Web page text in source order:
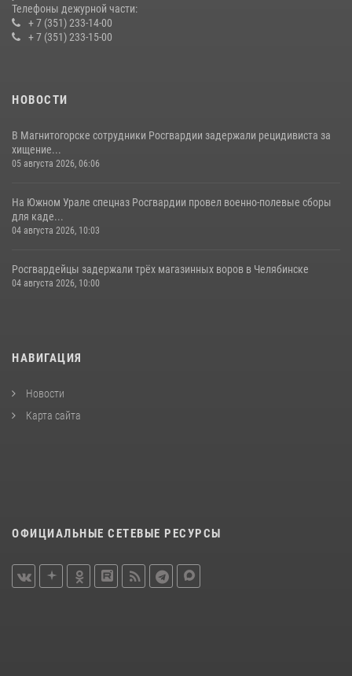
Телефоны дежурной части:
+ 7 (351) 233-14-00
+ 7 (351) 233-15-00
НОВОСТИ
В Магнитогорске сотрудники Росгвардии задержали рецидивиста за
хищение...
05 августа 2026, 06:06
На Южном Урале спецназ Росгвардии провел военно-полевые сборы
для каде...
04 августа 2026, 10:03
Росгвардейцы задержали трёх магазинных воров в Челябинске
04 августа 2026, 10:00
НАВИГАЦИЯ
Новости
Карта сайта
ОФИЦИАЛЬНЫЕ СЕТЕВЫЕ РЕСУРСЫ